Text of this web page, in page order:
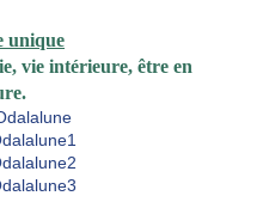
unique
vie intérieure, être en